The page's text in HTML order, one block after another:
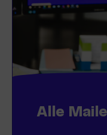
Alle